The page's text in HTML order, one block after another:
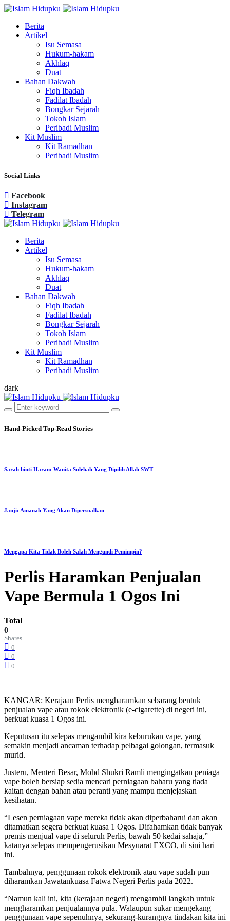
Berita
Artikel
Isu Semasa
Hukum-hakam
Akhlaq
Duat
Bahan Dakwah
Fiqh Ibadah
Fadilat Ibadah
Bongkar Sejarah
Tokoh Islam
Peribadi Muslim
Kit Muslim
Kit Ramadhan
Peribadi Muslim
Social Links
Facebook
Instagram
Telegram
Berita
Artikel
Isu Semasa
Hukum-hakam
Akhlaq
Duat
Bahan Dakwah
Fiqh Ibadah
Fadilat Ibadah
Bongkar Sejarah
Tokoh Islam
Peribadi Muslim
Kit Muslim
Kit Ramadhan
Peribadi Muslim
dark
Hand-Picked Top-Read Stories
Sarah binti Haran: Wanita Solehah Yang Dipilih Allah SWT
Janji: Amanah Yang Akan Dipersoalkan
Mengapa Kita Tidak Boleh Salah Mengundi Pemimpin?
Perlis Haramkan Penjualan
Vape Bermula 1 Ogos Ini
Total
0
Shares
0
0
0
KANGAR: Kerajaan Perlis mengharamkan sebarang bentuk
penjualan vape atau rokok elektronik (e-cigarette) di negeri ini,
berkuat kuasa 1 Ogos ini.
Keputusan itu selepas mengambil kira keburukan vape, yang
semakin menjadi ancaman terhadap pelbagai golongan, termasuk
murid.
Justeru, Menteri Besar, Mohd Shukri Ramli mengingatkan peniaga
vape boleh bersiap sedia mencari perniagaan baharu yang tiada
kaitan dengan bahan atau peranti yang mampu menjejaskan
kesihatan.
“Lesen perniagaan vape mereka tidak akan diperbaharui dan akan
ditamatkan segera berkuat kuasa 1 Ogos. Difahamkan tidak banyak
premis menjual vape di seluruh Perlis, bawah 50 kedai sahaja,”
katanya selepas mempengerusikan Mesyuarat EXCO, di sini hari
ini.
Tambahnya, penggunaan rokok elektronik atau vape sudah pun
diharamkan Jawatankuasa Fatwa Negeri Perlis pada 2022.
“Namun kali ini, kita (kerajaan negeri) mengambil langkah untuk
mengharamkan penjualannya pula. Walaupun sukar mengekang
penggunaan vape sepenuhnya, sekurang-kurangnya tindakan kita ini